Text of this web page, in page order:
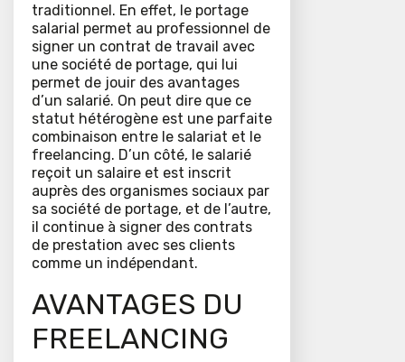
traditionnel. En effet, le portage
salarial permet au professionnel de
signer un contrat de travail avec
une société de portage, qui lui
permet de jouir des avantages
d’un salarié. On peut dire que ce
statut hétérogène est une parfaite
combinaison entre le salariat et le
freelancing. D’un côté, le salarié
reçoit un salaire et est inscrit
auprès des organismes sociaux par
sa société de portage, et de l’autre,
il continue à signer des contrats
de prestation avec ses clients
comme un indépendant.
AVANTAGES DU
FREELANCING